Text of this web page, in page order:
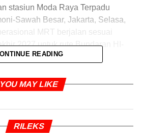
stasiun Moda Raya Terpadu
Sawah Besar, Jakarta, Selasa,
MRT berjalan sesuai
2027 untuk rute Bundaran HI-
antara pemerintah pusat
tadi sudah dilaporkan
Wapres Gibran saat memberi
READING
YOU MAY LIKE
RILEKS